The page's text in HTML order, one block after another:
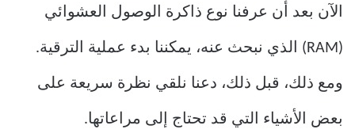
الآن بعد أن عرفنا نوع ذاكرة الوصول العشوائي
(RAM) الذي نبحث عنه، يمكننا بدء عملية الترقية.
ومع ذلك، قبل ذلك، دعنا نلقي نظرة سريعة على
بعض الأشياء التي قد تحتاج إلى مراعاتها.